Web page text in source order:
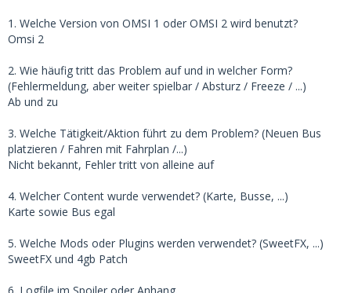
1. Welche Version von OMSI 1 oder OMSI 2 wird benutzt?
Omsi 2
2. Wie häufig tritt das Problem auf und in welcher Form?
(Fehlermeldung, aber weiter spielbar / Absturz / Freeze / ...)
Ab und zu
3. Welche Tätigkeit/Aktion führt zu dem Problem? (Neuen Bus
platzieren / Fahren mit Fahrplan /...)
Nicht bekannt, Fehler tritt von alleine auf
4. Welcher Content wurde verwendet? (Karte, Busse, ...)
Karte sowie Bus egal
5. Welche Mods oder Plugins werden verwendet? (SweetFX, ...)
SweetFX und 4gb Patch